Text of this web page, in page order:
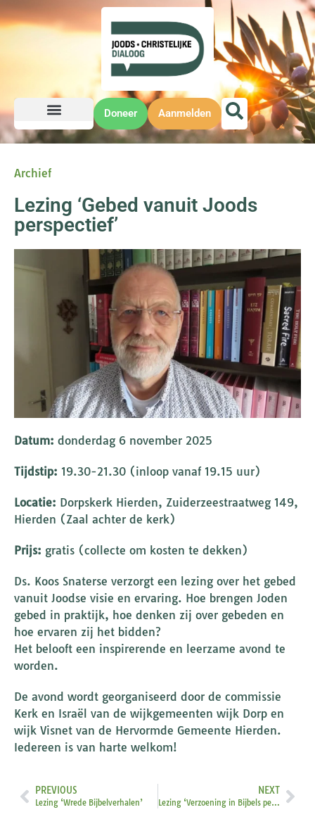
Doneer Aanmelden
Archief
Lezing ‘Gebed vanuit Joods
perspectief’
Datum: donderdag 6 november 2025
Tijdstip: 19.30-21.30 (inloop vanaf 19.15 uur)
Locatie: Dorpskerk Hierden, Zuiderzeestraatweg 149,
Hierden (Zaal achter de kerk)
Prijs: gratis (collecte om kosten te dekken)
Ds. Koos Snaterse verzorgt een lezing over het gebed
vanuit Joodse visie en ervaring. Hoe brengen Joden
gebed in praktijk, hoe denken zij over gebeden en
hoe ervaren zij het bidden?
Het belooft een inspirerende en leerzame avond te
worden.
De avond wordt georganiseerd door de commissie
Kerk en Israël van de wijkgemeenten wijk Dorp en
wijk Visnet van de Hervormde Gemeente Hierden.
Iedereen is van harte welkom!
PREVIOUS
Lezing ‘Wrede Bijbelverhalen’
NEXT
Lezing ‘Verzoening in Bijbels perspectief’